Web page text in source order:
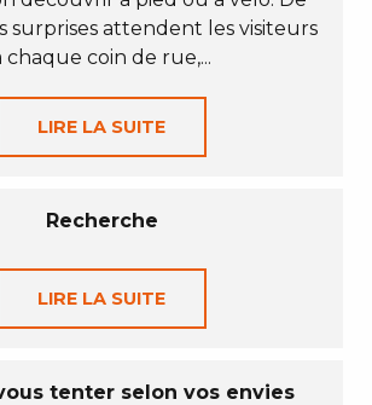
surprises attendent les visiteurs
chaque coin de rue,...
LIRE LA SUITE
Recherche
LIRE LA SUITE
tenter selon vos envies